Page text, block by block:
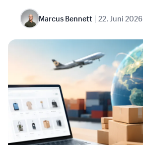
Marcus Bennett | 22. Juni 2026